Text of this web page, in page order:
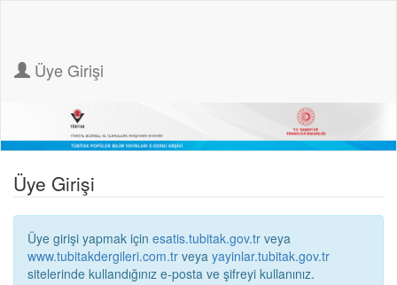
Üye Girişi
Üye Girişi
Üye girişi yapmak için esatis.tubitak.gov.tr veya
www.tubitakdergileri.com.tr veya yayinlar.tubitak.gov.tr
sitelerinde kullandığınız e-posta ve şifreyi kullanınız.